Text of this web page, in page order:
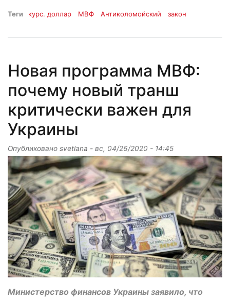
Теги курс. доллар МВФ Антиколомойский закон
Новая программа МВФ:
почему новый транш
критически важен для
Украины
Опубликовано svetlana - вс, 04/26/2020 - 14:45
Министерство финансов Украины заявило, что